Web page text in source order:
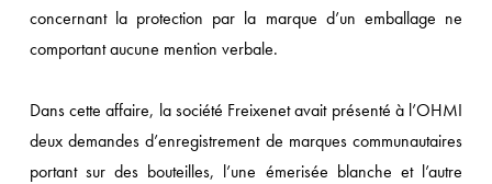
concernant la protection par la marque d’un emballage ne
comportant aucune mention verbale.
Dans cette affaire, la société Freixenet avait présenté à l’OHMI
deux demandes d’enregistrement de marques communautaires
portant sur des bouteilles, l’une émerisée blanche et l’autre